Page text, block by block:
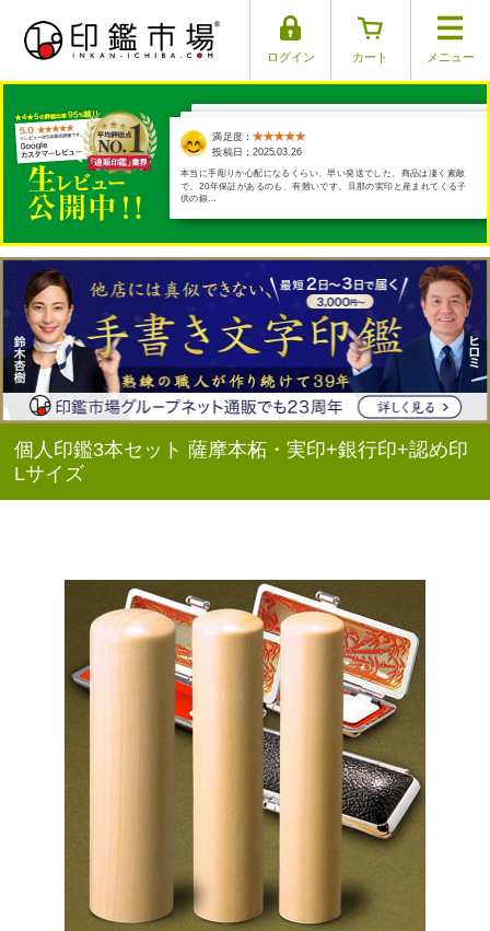
ログイン カート メニュー
満足度：
投稿日：2025.04.01
満足度：
投稿日：2025.03.29
満足度：
投稿日：2025.03.17
満足度：
投稿日：2025.03.26
本当に手彫りか心配になるくらい、早い発送でした。商品は凄く素敵
で、20年保証があるのも、有難いです。旦那の実印と産まれてくる子
供の銀…
満足度：
投稿日：2025.03.30
個人印鑑3本セット 薩摩本柘・実印+銀行印+認め印
Lサイズ